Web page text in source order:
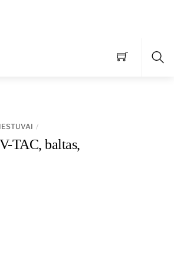
TAC, baltas,